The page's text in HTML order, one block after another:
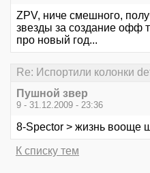
ZPV, ниче смешного,
звезды за создание офф
про новый год...
Re: Испортили колонки
Пушной звер
9 - 31.12.2009 - 23:36
8-Spector > жизнь вооще
К списку тем